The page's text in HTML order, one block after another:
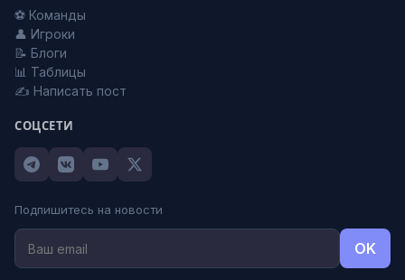
⚽ Команды
👤 Игроки
📝 Блоги
📊 Таблицы
✍️ Написать пост
СОЦСЕТИ
Подпишитесь на новости
OK